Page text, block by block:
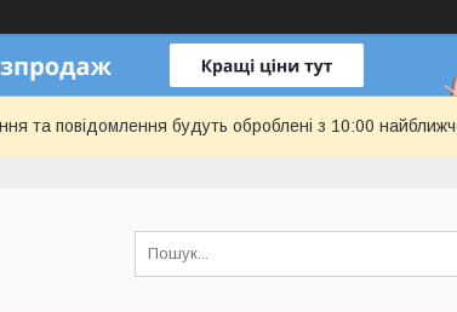
та повідомлення будуть оброблені з 10:00